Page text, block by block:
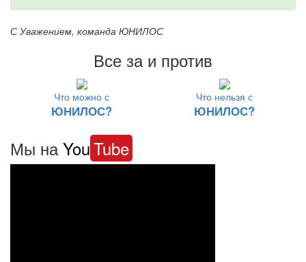
С Уважением, команда ЮНИЛОС
Все за и против
Что можно с
ЮНИЛОС?
Что нельзя с
ЮНИЛОС?
Мы наYouTube